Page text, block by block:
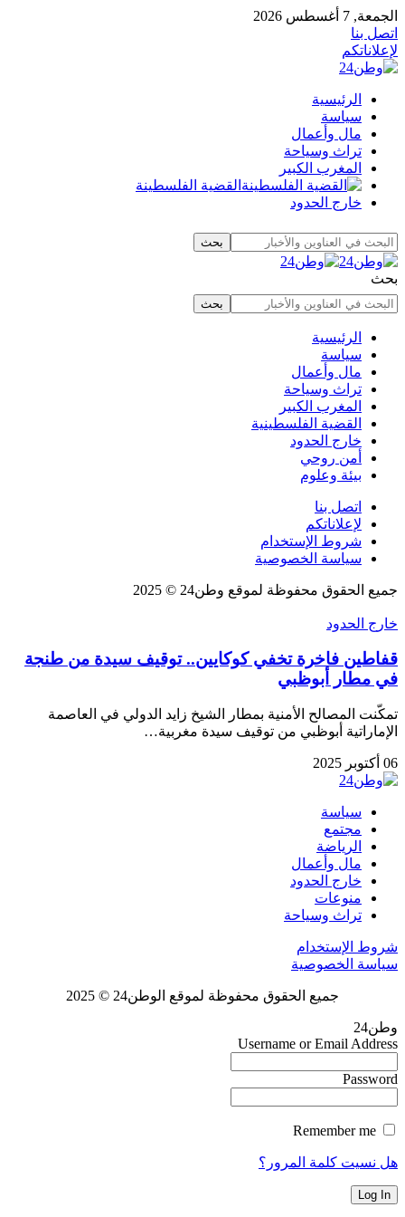
الجمعة, 7 أغسطس 2026
اتصل بنا
لإعلاناتكم
الرئيسية
سياسة
مال وأعمال
تراث وسياحة
المغرب الكبير
القضية الفلسطينة
خارج الحدود
بحث
الرئيسية
سياسة
مال وأعمال
تراث وسياحة
المغرب الكبير
القضية الفلسطينية
خارج الحدود
أمن روحي
بيئة وعلوم
اتصل بنا
لإعلاناتكم
شروط الإستخدام
سياسة الخصوصية
جميع الحقوق محفوظة لموقع وطن24 © 2025
خارج الحدود
قفاطين فاخرة تخفي كوكايين.. توقيف سيدة من طنجة
في مطار أبوظبي
تمكّنت المصالح الأمنية بمطار الشيخ زايد الدولي في العاصمة
الإماراتية أبوظبي من توقيف سيدة مغربية…
06 أكتوبر 2025
سياسة
مجتمع
الرياضة
مال وأعمال
خارج الحدود
منوعات
تراث وسياحة
شروط الإستخدام
سياسة الخصوصية
جميع الحقوق محفوظة لموقع الوطن24 © 2025
وطن24
Username or Email Address
Password
هل نسيت كلمة المرور؟